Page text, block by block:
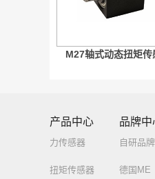
M27轴式动态扭矩传
产品中心
力传感器
扭矩传感器
品牌中
自研品
德国ME